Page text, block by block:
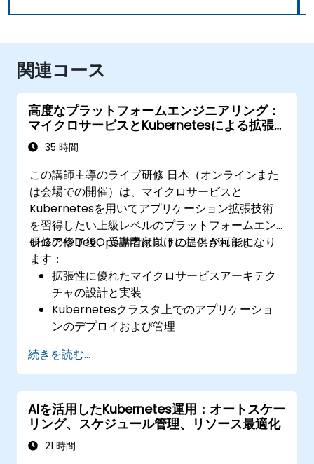
関連コース
高度なプラットフォームエンジニアリング：
マイクロサービスとKubernetesによる拡張
性の確保
35 時間
この講師主導のライブ研修 日本（オンラインまた
は会場での開催）は、マイクロサービスと
Kubernetesを用いてアプリケーション拡張技術
を習得したい上級レベルのプラットフォームエン
ジニアやDevOps専門家向けに提供されます。
研修の修了後、受講者は以下のことが可能になり
ます：
拡張性に優れたマイクロサービスアーキテク
チャの設計と実装
Kubernetesクラスタ上でのアプリケーショ
ンのデプロイおよび管理
導入
本番環境におけるマイクロサービスの健全性
の監視と維持
Kubernetes環境においてセキュリティとコ
ンプライアンスに関するベストプラクティス
の適用
続きを読む...
AIを活用したKubernetes運用：オートスケー
リング、スケジュール管理、リソース最適化
21 時間